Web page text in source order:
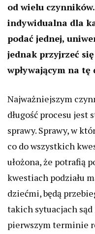
od wielu
indywidualna dla
podać jednej,
jednak przyjrzeć
wpływającym na tę
Najważniejszym
długość procesu
sprawy. Sprawy, w
co do wszystkich
ułożona, że potrafią
kwestiach podziału
dziećmi, będą
takich sytuacjach
pierwszym terminie